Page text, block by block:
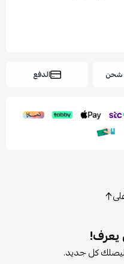
شحن الدفع
ليصلك كل جديد.